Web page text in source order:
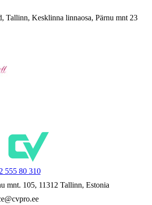
Tallinn, Kesklinna linnaosa, Pärnu mnt 23
555 80 310
mnt. 105, 11312 Tallinn, Estonia